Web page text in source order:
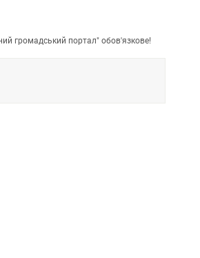
громадський портал" обов'язкове!